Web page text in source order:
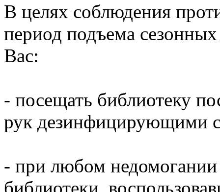
В целях соблюдения
период подъема
Вас:
- посещать библиотеку
рук дезинфицирующими
- при любом недомогании
библиотеки,